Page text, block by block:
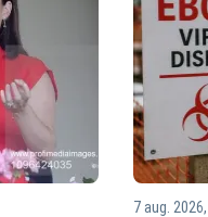
7 aug.